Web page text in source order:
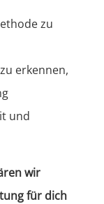
zu
erkennen,
und
wir
für dich